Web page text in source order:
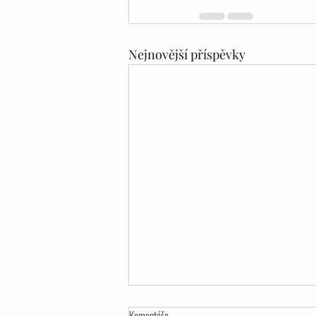
Nejnovější příspěvky